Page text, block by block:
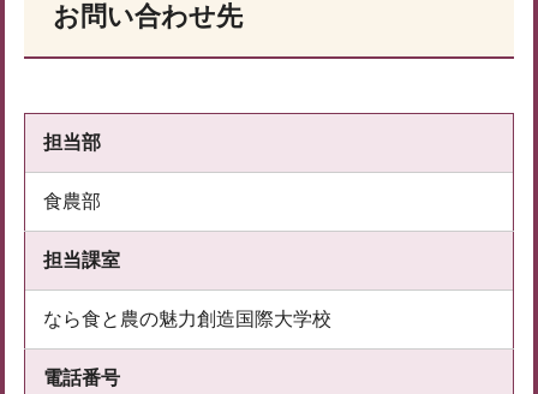
お問い合わせ先
担当部
食農部
担当課室
なら食と農の魅力創造国際大学校
電話番号